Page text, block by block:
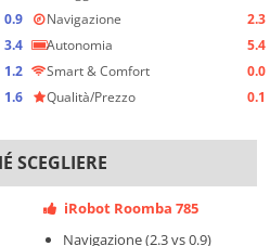
0.9
3.4
1.2
1.6
Navigazione
2.3
Autonomia
5.4
Smart & Comfort
0.0
Qualità/Prezzo
0.1
SCEGLIERE
iRobot Roomba 785
Navigazione (2.3 vs 0.9)